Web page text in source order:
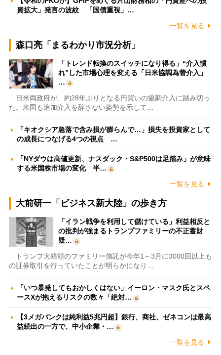
資拡大」発言の波紋 「国債重視」…
一覧を見る
森口亮「まるわかり市況分析」
「トレンド転換のスイッチになり得る」“介入慣
れ”した市場心理を変える「日米協調為替介入」
…
日米両政府が、約28年ぶりとなる円買いの協調介入に踏み切っ
た。米国も追加介入を辞さない姿勢を示して…
「キオクシア急落で含み損が膨らんで…」損失を投資家として
の成長につなげる4つの視点 …
「NYダウは高値更新、ナスダック・S&P500は足踏み」が意味
する米国株市場の変化 半…
一覧を見る
大前研一「ビジネス新大陸」の歩き方
「イラン戦争を利用して儲けている」利益相反と
の批判が強まるトランプファミリーの不正蓄財
疑…
トランプ大統領のファミリー信託が今年1～3月に3000回以上も
の証券取引を行っていたことが明らかになり…
「いつ暴発してもおかしくはない」イーロン・マスク氏とスペ
ースXが抱えるリスクの数々「絶対…
【3メガバンクは純利益5兆円超】銀行、商社、ゼネコンは最高
益続出の一方で、中小企業・…
一覧を見る